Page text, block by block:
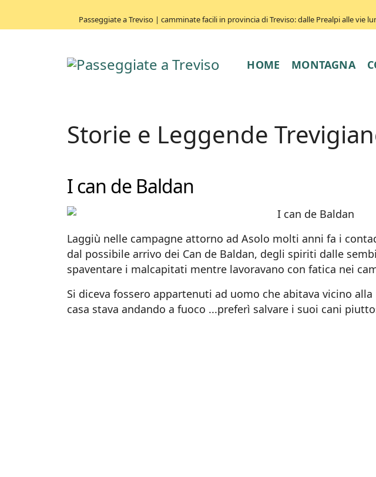
Passeggiate a Treviso | camminate facili in provincia di Treviso: dalle Prealpi alle vie
HOME MONTAGNA
Storie e Leggende
I can de Baldan
Laggiù nelle campagne attorno ad Asolo molti anni fa i
dal possibile arrivo dei Can de Baldan, degli spiriti dalle
spaventare i malcapitati mentre lavoravano con fatica nei
Si diceva fossero appartenuti ad uomo che abitava vicino
casa stava andando a fuoco ...preferì salvare i suoi cani